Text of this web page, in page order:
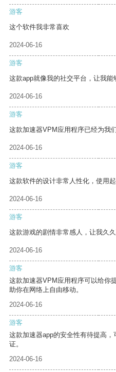
游客
这个软件我非常喜欢
2024-06-16
游客
这款app就像我的社交平台，让我能
2024-06-16
游客
这款加速器VPM应用程序已经为我
2024-06-16
游客
这款软件的设计非常人性化，使用起
2024-06-16
游客
这款游戏的剧情非常感人，让我久久
2024-06-16
游客
这款加速器VPM应用程序可以给你
助你在网络上自由移动。
2024-06-16
游客
这款加速器app的安全性有待提高
证。
2024-06-16